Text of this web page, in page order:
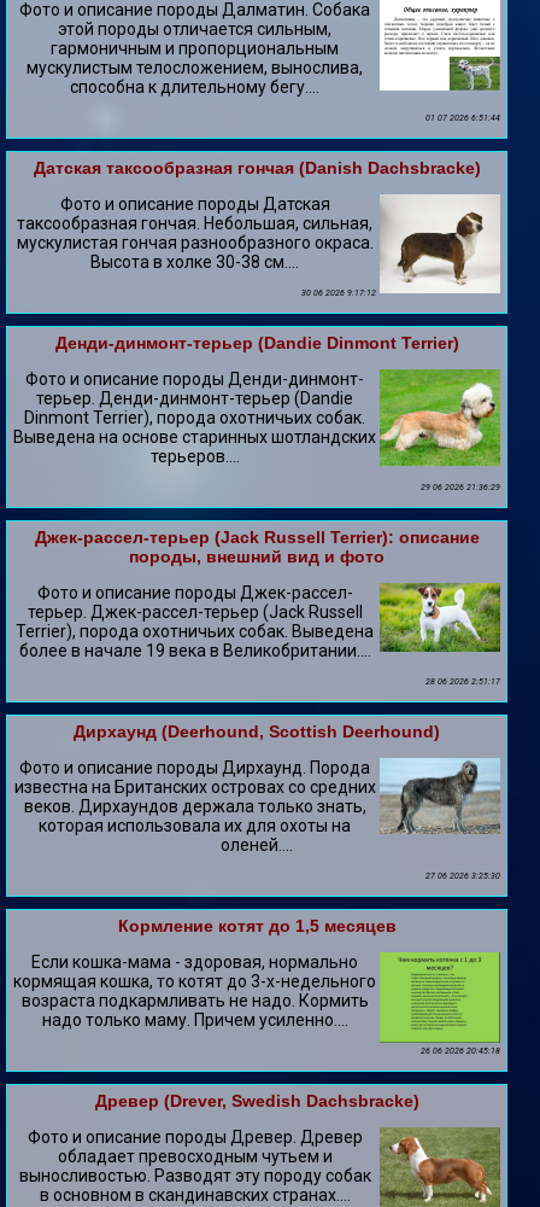
Фото и описание породы Далматин. Собака
этой породы отличается сильным,
гармоничным и пропорциональным
мускулистым телосложением, вынослива,
способна к длительному бегу....
01 07 2026 6:51:44
Датская таксообразная гончая (Danish Dachsbracke)
Фото и описание породы Датская
таксообразная гончая. Небольшая, сильная,
мускулистая гончая разнообразного окраса.
Высота в холке 30-38 см....
30 06 2026 9:17:12
Денди-динмонт-терьер (Dandie Dinmont Terrier)
Фото и описание породы Денди-динмонт-
терьер. Денди-динмонт-терьер (Dandie
Dinmont Terrier), порода охотничьих собак.
Выведена на основе старинных шотландских
терьеров....
29 06 2026 21:36:29
Джек-рассел-терьер (Jack Russell Terrier): описание
породы, внешний вид и фото
Фото и описание породы Джек-рассел-
терьер. Джек-рассел-терьер (Jack Russell
Terrier), порода охотничьих собак. Выведена
более в начале 19 века в Великобритании....
28 06 2026 2:51:17
Дирхаунд (Deerhound, Scottish Deerhound)
Фото и описание породы Дирхаунд. Порода
известна на Британских островах со средних
веков. Дирхаундов держала только знать,
которая использовала их для охоты на
оленей....
27 06 2026 3:25:30
Кормление котят до 1,5 месяцев
Если кошка-мама - здоровая, нормально
кормящая кошка, то котят до 3-х-недельного
возраста подкармливать не надо. Кормить
надо только маму. Причем усиленно....
26 06 2026 20:45:18
Древер (Drever, Swedish Dachsbracke)
Фото и описание породы Древер. Древер
обладает превосходным чутьем и
выносливостью. Разводят эту породу собак
в основном в скандинавских странах....